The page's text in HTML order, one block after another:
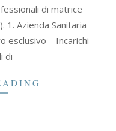
di matrice
1. Azienda Sanitaria
esclusivo – Incarichi
di